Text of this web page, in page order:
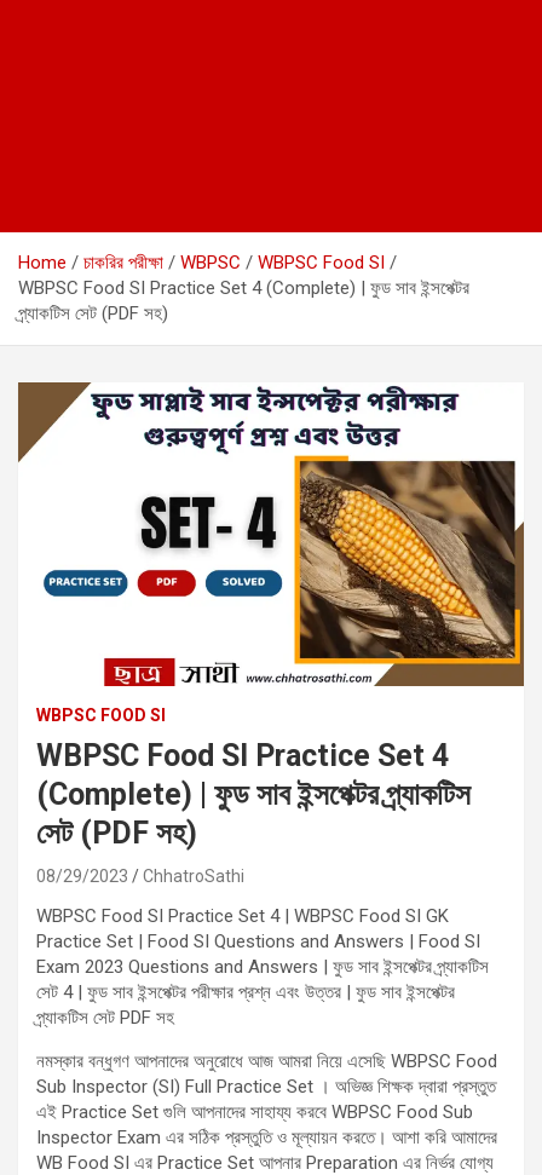
Home চাকরির পরীক্ষা WBPSC
WBPSC Food SI
WBPSC Food SI Practice Set 4 (Complete) | ফুড সাব ইন্সপেক্টর
প্র্যাকটিস সেট (PDF সহ)
WBPSC FOOD SI
WBPSC Food SI Practice Set 4
(Complete) | ফুড সাব ইন্সপেক্টর প্র্যাকটিস
সেট (PDF সহ)
08/29/2023 ChhatroSathi
WBPSC Food SI Practice Set 4 | WBPSC Food SI GK
Practice Set | Food SI Questions and Answers | Food SI
Exam 2023 Questions and Answers | ফুড সাব ইন্সপেক্টর প্র্যাকটিস
সেট 4 | ফুড সাব ইন্সপেক্টর পরীক্ষার প্রশ্ন এবং উত্তর | ফুড সাব ইন্সপেক্টর
প্র্যাকটিস সেট PDF সহ
নমস্কার বন্ধুগণ আপনাদের অনুরোধে আজ আমরা নিয়ে এসেছি WBPSC Food
Sub Inspector (SI) Full Practice Set । অভিজ্ঞ শিক্ষক দ্বারা প্রস্তুত
এই Practice Set গুলি আপনাদের সাহায্য করবে WBPSC Food Sub
Inspector Exam এর সঠিক প্রস্তুতি ও মূল্যায়ন করতে। আশা করি আমাদের
WB Food SI এর Practice Set আপনার Preparation এর নির্ভর যোগ্য